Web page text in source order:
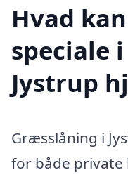
Hvad
speciale
Jystrup
Græsslåning i
for både